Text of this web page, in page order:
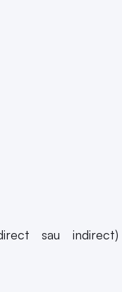
sau